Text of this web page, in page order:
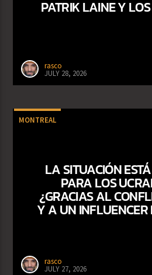
PATRIK LAINE Y
rasco
JULY 28, 2026
MONTREAL
LA SITUACIÓN
PARA LOS
¿GRACIAS AL
Y A UN
rasco
JULY 27, 2026